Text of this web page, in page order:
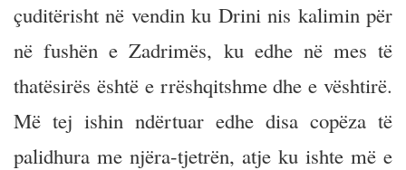
çuditërisht në vendin ku Drini nis kalimin për
në fushën e Zadrimës, ku edhe në mes të
thatësirës është e rrëshqitshme dhe e vështirë.
Më tej ishin ndërtuar edhe disa copëza të
palidhura me njëra-tjetrën, atje ku ishte më e